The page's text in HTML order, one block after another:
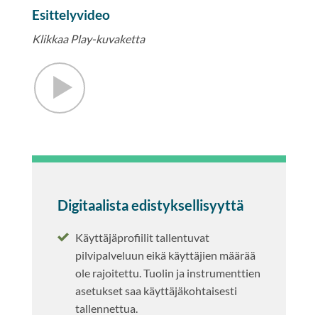
Esittelyvideo
Klikkaa Play-kuvaketta
Digitaalista edistyksellisyyttä
Käyttäjäprofiilit tallentuvat
pilvipalveluun eikä käyttäjien määrää
ole rajoitettu. Tuolin ja instrumenttien
asetukset saa käyttäjäkohtaisesti
tallennettua.